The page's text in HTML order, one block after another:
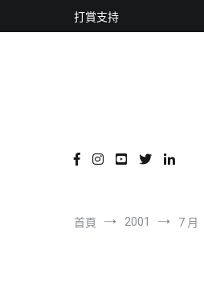
到
打賞支持
首頁 2001 7 月